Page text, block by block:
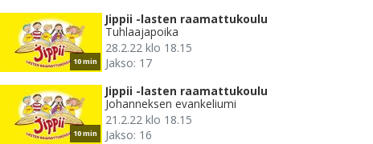
10 min
Jippii -lasten raamattukoulu
Tuhlaajapoika
28.2.22 klo 18.15
Jakso: 17
10 min
Jippii -lasten raamattukoulu
Johanneksen evankeliumi
21.2.22 klo 18.15
Jakso: 16